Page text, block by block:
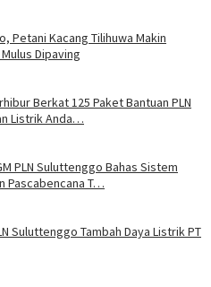
Petani Kacang Tilihuwa Makin
Dipaving
Berkat 125 Paket Bantuan PLN
Listrik Anda…
PLN Suluttenggo Bahas Sistem
Pascabencana T…
Suluttenggo Tambah Daya Listrik PT